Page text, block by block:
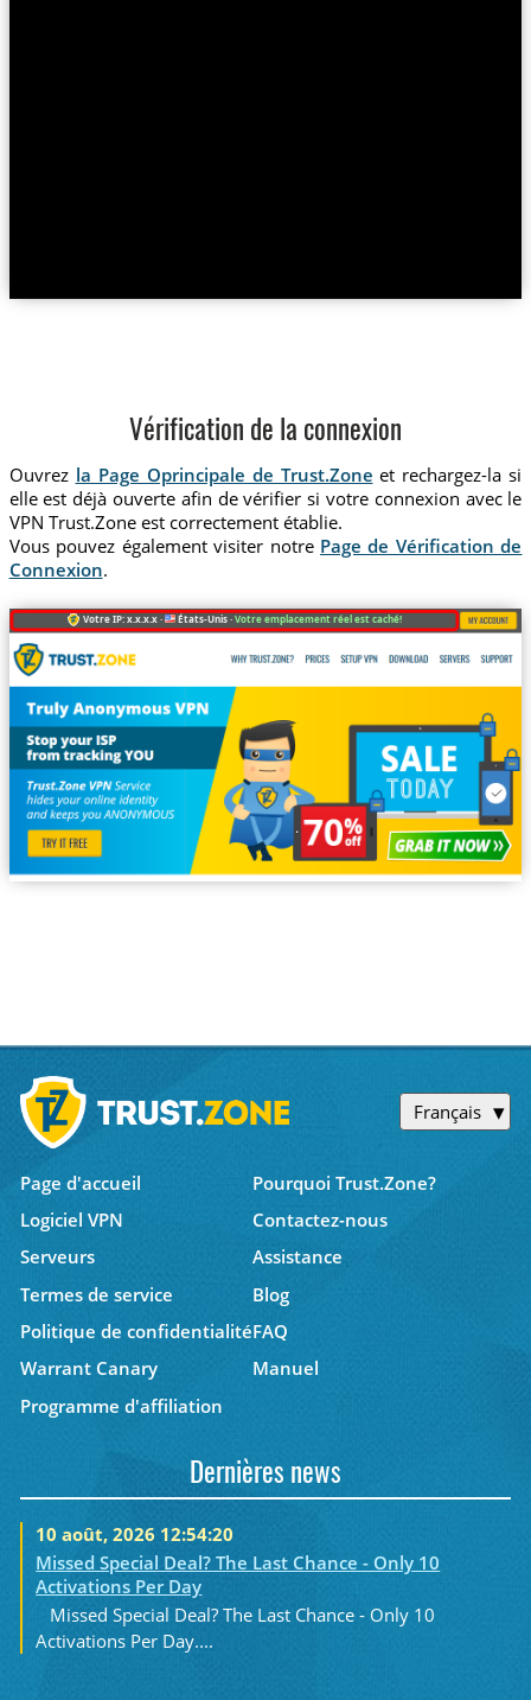
Vérification de la connexion
Ouvrez la Page Oprincipale de Trust.Zone et rechargez-la si
elle est déjà ouverte afin de vérifier si votre connexion avec le
VPN Trust.Zone est correctement établie.
Vous pouvez également visiter notre Page de Vérification de
Connexion.
Votre IP: x.x.x.x · États-Unis ·Votre emplacement réel est caché!
Français
Page d'accueil
Pourquoi Trust.Zone?
Logiciel VPN
Contactez-nous
Serveurs
Assistance
Termes de service
Blog
Politique de confidentialitéFAQ
Warrant Canary
Manuel
Programme d'affiliation
Dernières news
10 août, 2026 12:54:20
Missed Special Deal? The Last Chance - Only 10
Activations Per Day
Missed Special Deal? The Last Chance - Only 10
Activations Per Day....